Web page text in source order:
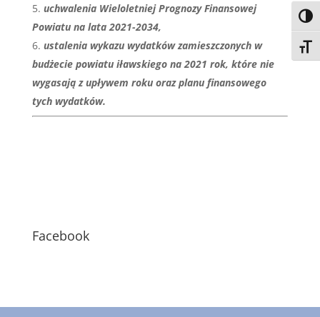
uchwalenia Wieloletniej Prognozy Finansowej
Powiatu na lata 2021-2034,
ustalenia wykazu wydatków zamieszczonych w
budżecie powiatu iławskiego na 2021 rok, które nie
wygasają z upływem roku oraz planu finansowego
tych wydatków.
Facebook